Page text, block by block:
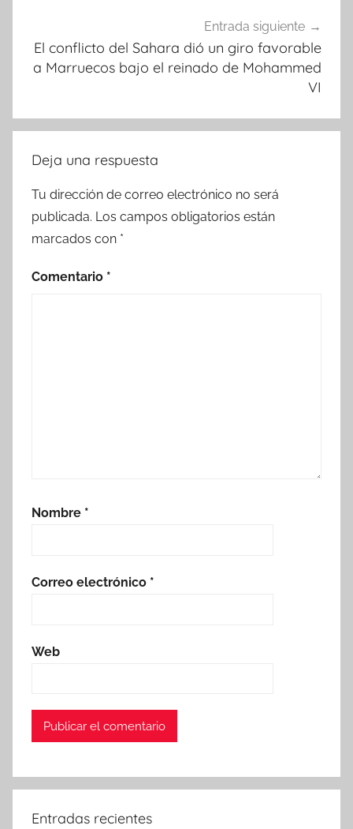
Entrada siguiente
El conflicto del Sahara dió un giro favorable
a Marruecos bajo el reinado de Mohammed
VI
Deja una respuesta
Tu dirección de correo electrónico no será
publicada. Los campos obligatorios están
marcados con *
Comentario *
Nombre *
Correo electrónico *
Web
Entradas recientes